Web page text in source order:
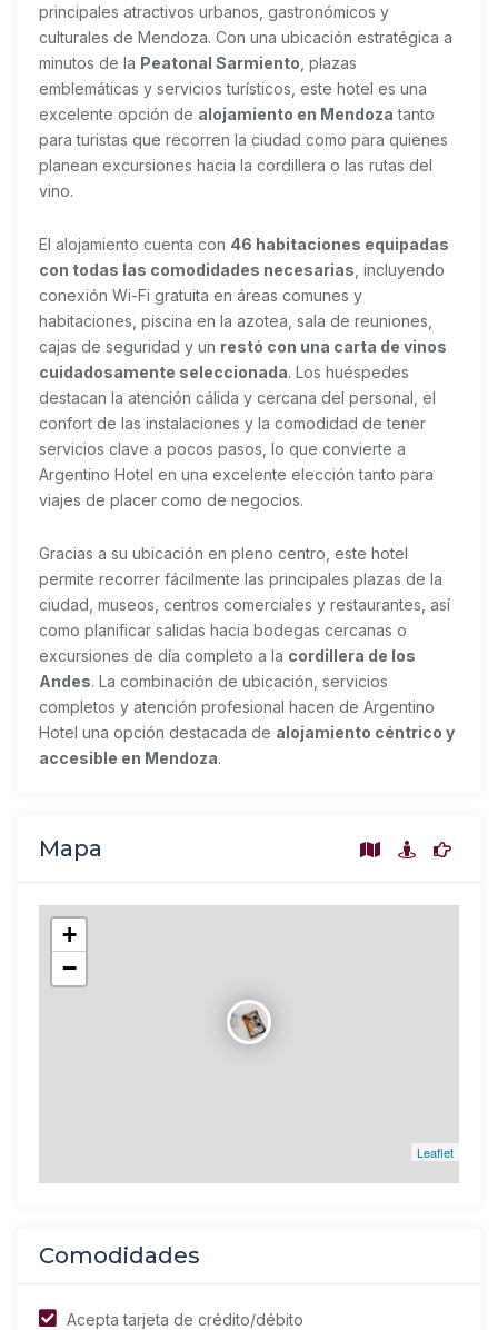
principales atractivos urbanos, gastronómicos y
culturales de Mendoza. Con una ubicación estratégica a
minutos de la Peatonal Sarmiento , plazas
emblemáticas y servicios turísticos, este hotel es una
excelente opción de alojamiento en Mendoza tanto
para turistas que recorren la ciudad como para quienes
planean excursiones hacia la cordillera o las rutas del
vino.
El alojamiento cuenta con 46 habitaciones equipadas
con todas las comodidades necesarias , incluyendo
conexión Wi-Fi gratuita en áreas comunes y
habitaciones, piscina en la azotea, sala de reuniones,
cajas de seguridad y un restó con una carta de vinos
cuidadosamente seleccionada. Los huéspedes
destacan la atención cálida y cercana del personal, el
confort de las instalaciones y la comodidad de tener
servicios clave a pocos pasos, lo que convierte a
Argentino Hotel en una excelente elección tanto para
viajes de placer como de negocios.
Gracias a su ubicación en pleno centro, este hotel
permite recorrer fácilmente las principales plazas de la
ciudad, museos, centros comerciales y restaurantes, así
como planificar salidas hacia bodegas cercanas o
excursiones de día completo a la cordillera de los
Andes. La combinación de ubicación, servicios
completos y atención profesional hacen de Argentino
Hotel una opción destacada de alojamiento céntrico y
accesible en Mendoza.
Mapa
+
−
Leaflet
Comodidades
Acepta tarjeta de crédito/débito